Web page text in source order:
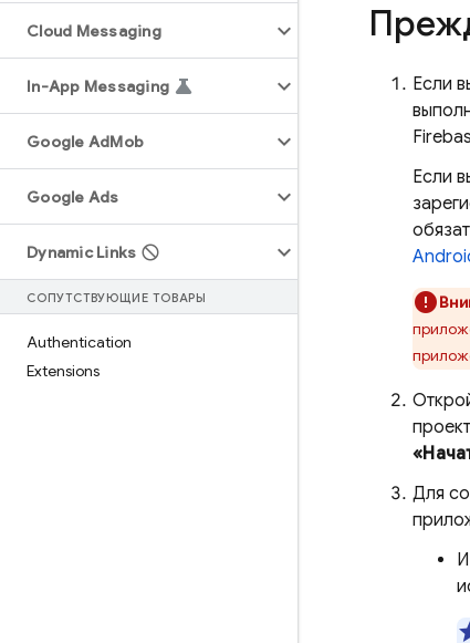
Cloud Messaging
In-App Messaging
Google AdMob
Google Ads
Dynamic Links
СОПУТСТВУЮЩИЕ ТОВАРЫ
Authentication
Extensions
Если
Если
Для